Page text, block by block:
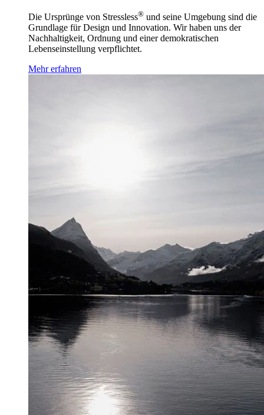
Die Ursprünge von Stressless® und seine Umgebung sind die
Grundlage für Design und Innovation. Wir haben uns der
Nachhaltigkeit, Ordnung und einer demokratischen
Lebenseinstellung verpflichtet.
Mehr erfahren